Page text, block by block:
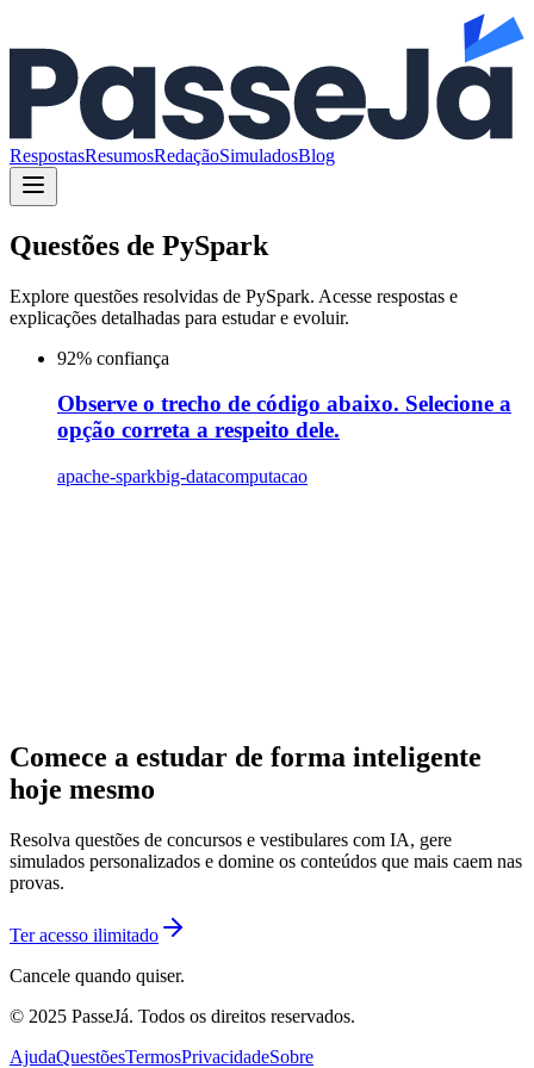
RespostasResumosRedaçãoSimuladosBlog
Questões de PySpark
Explore questões resolvidas de PySpark. Acesse respostas e
explicações detalhadas para estudar e evoluir.
92% confiança
Observe o trecho de código abaixo. Selecione a
opção correta a respeito dele.
apache-sparkbig-datacomputacao
Comece a estudar de forma inteligente
hoje mesmo
Resolva questões de concursos e vestibulares com IA, gere
simulados personalizados e domine os conteúdos que mais caem nas
provas.
Ter acesso ilimitado
Cancele quando quiser.
© 2025 PasseJá. Todos os direitos reservados.
AjudaQuestõesTermosPrivacidadeSobre